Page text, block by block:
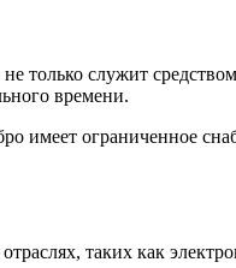
только служит
времени.
имеет ограниченное
таких как